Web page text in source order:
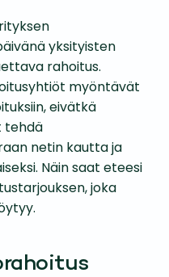
yksityisten
rahoitus.
myöntävät
eivätkä
tehdä
netin kautta ja
Näin saat eteesi
joka